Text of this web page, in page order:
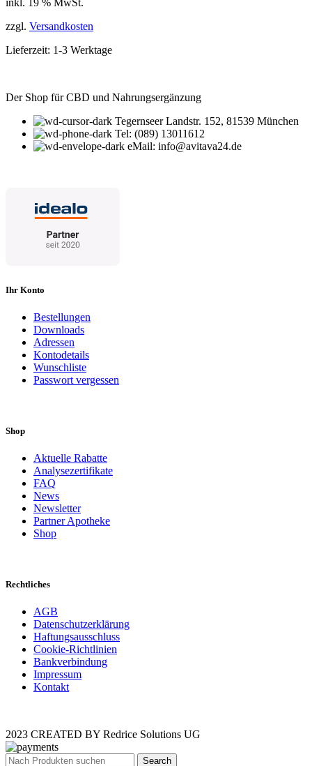
inkl. 19 % MwSt.
zzgl. Versandkosten
Lieferzeit: 1-3 Werktage
Der Shop für CBD und Nahrungsergänzung
Tegernseer Landstr. 152, 81539 München
Tel: (089) 13011612
eMail: info@avitava24.de
Ihr Konto
Bestellungen
Downloads
Adressen
Kontodetails
Wunschliste
Passwort vergessen
Shop
Aktuelle Rabatte
Analysezertifikate
FAQ
News
Newsletter
Partner Apotheke
Shop
Rechtliches
AGB
Datenschutzerklärung
Haftungsausschluss
Cookie-Richtlinien
Bankverbindung
Impressum
Kontakt
2023 CREATED BY Redrice Solutions UG
Search